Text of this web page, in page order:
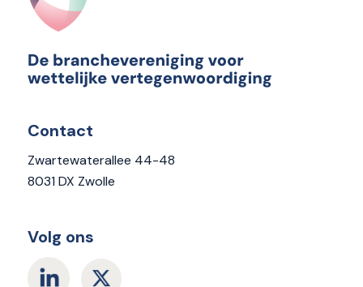
Contact
Zwartewaterallee 44-48
8031 DX Zwolle
Volg ons